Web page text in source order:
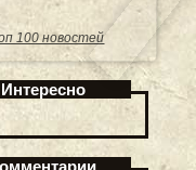
100 новостей
Интересно